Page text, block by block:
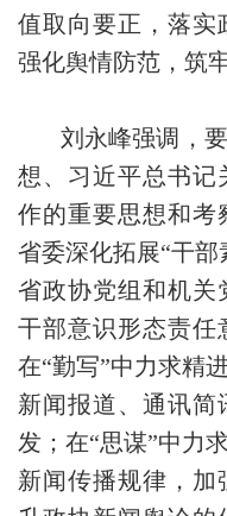
值取向要正，落实
强化舆情防范，筑
刘永峰强调，
想、习近平总书记
作的重要思想和考
省委深化拓展“干
省政协党组和机关
干部意识形态责任
在“勤写”中力求精
新闻报道、通讯简
发；在“思谋”中力
新闻传播规律，加